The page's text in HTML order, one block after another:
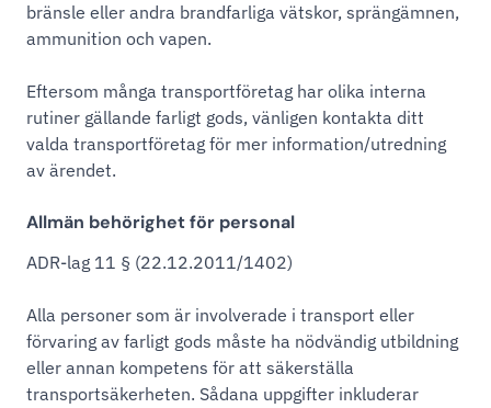
bränsle eller andra brandfarliga vätskor, sprängämnen,
ammunition och vapen.
Eftersom många transportföretag har olika interna
rutiner gällande farligt gods, vänligen kontakta ditt
valda transportföretag för mer information/utredning
av ärendet.
Allmän behörighet för personal
ADR-lag 11 § (22.12.2011/1402)
Alla personer som är involverade i transport eller
förvaring av farligt gods måste ha nödvändig utbildning
eller annan kompetens för att säkerställa
transportsäkerheten. Sådana uppgifter inkluderar